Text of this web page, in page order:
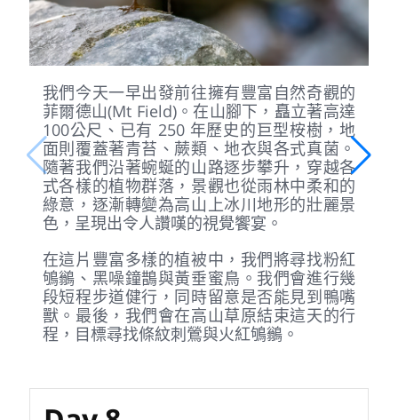
我們今天一早出發前往擁有豐富自然奇觀的
菲爾德山(Mt Field)。在山腳下，矗立著高達
100公尺、已有 250 年歷史的巨型桉樹，地
面則覆蓋著青苔、蕨類、地衣與各式真菌。
隨著我們沿著蜿蜒的山路逐步攀升，穿越各
式各樣的植物群落，景觀也從雨林中柔和的
綠意，逐漸轉變為高山上冰川地形的壯麗景
色，呈現出令人讚嘆的視覺饗宴。
在這片豐富多樣的植被中，我們將尋找粉紅
鴝鶲、黑噪鐘鵲與黃垂蜜鳥。我們會進行幾
段短程步道健行，同時留意是否能見到鴨嘴
獸。最後，我們會在高山草原結束這天的行
程，目標尋找條紋刺鶯與火紅鴝鶲。